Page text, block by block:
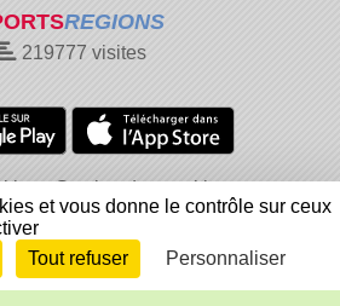
REGIONS
219777 visites
Gestion des cookies
Signaler un contenu inapproprié
Connexion
et vous donne le contrôle sur ceux
Tout refuser Personnaliser